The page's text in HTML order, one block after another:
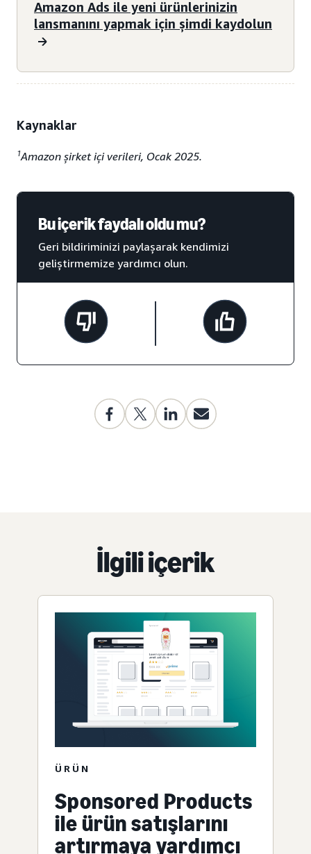
Amazon Ads ile yeni ürünlerinizin
lansmanını yapmak için şimdi kaydolun
Kaynaklar
1Amazon şirket içi verileri, Ocak 2025.
Bu içerik faydalı oldu mu?
Geri bildiriminizi paylaşarak kendimizi
geliştirmemize yardımcı olun.
İlgili içerik
ÜRÜN
Sponsored Products
ile ürün satışlarını
artırmaya yardımcı